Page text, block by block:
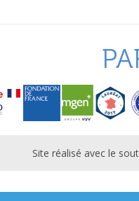
Site réalisé avec le